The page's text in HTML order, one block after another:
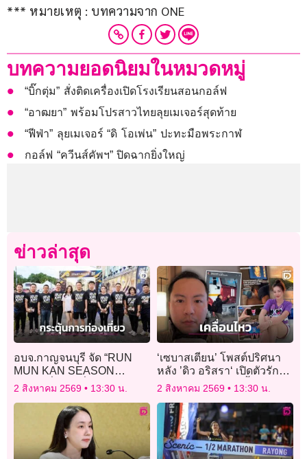
*** หมายเหตุ : บทความจาก ONE
บทความยอดนิยมในหมวดหมู่
“บิ๊กตุ่ม” สั่งติดเครื่องเปิดโรงเรียนสอนกอล์ฟ
“อาฒยา” พร้อมโปรสาวไทยลุยเมเจอร์สุดท้าย
“ฟีฟ่า” ลุยเมเจอร์ “ดิ โอเพ่น” ปะทะมือพระกาฬ
กอล์ฟ “ควีนส์คัพฯ” ปิดฉากยิ่งใหญ่
ข่าวล่าสุด
อบจ.กาญจนบุรี จัด “RUN
MUN KAN SEASON
3” ชวนวิ่งยามค่ำคืน กระตุ้น
2 สิงหาคม 2569 13:30 น.
‘เซบาสเตียน’ โพสต์ปริศนา
หลัง ’ดิว อริสรา‘ เปิดตัวรัก
ใหม่ รีโพสต์คลิปชูนิ้วกลาง
2 สิงหาคม 2569 13:30 น.